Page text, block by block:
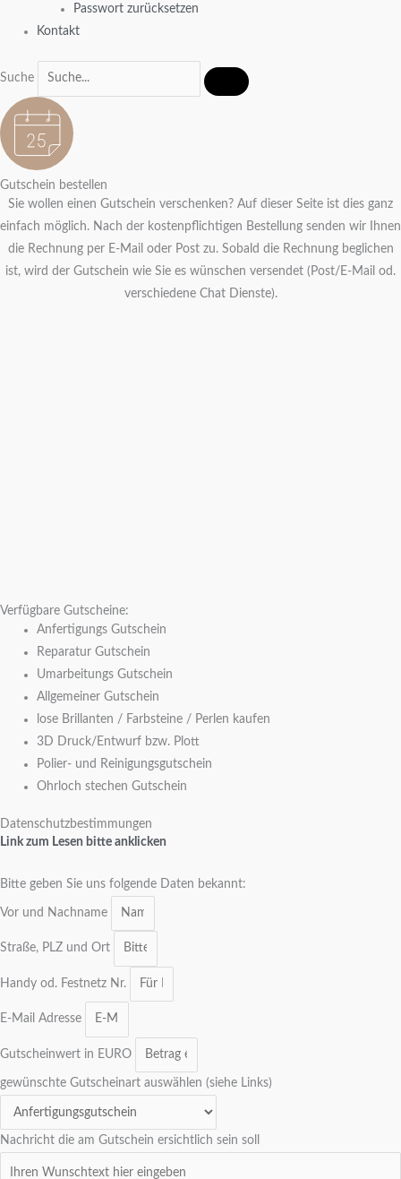
Passwort zurücksetzen
Kontakt
Suche
Gutschein bestellen
Sie wollen einen Gutschein verschenken? Auf dieser Seite ist dies ganz
einfach möglich. Nach der kostenpflichtigen Bestellung senden wir Ihnen
die Rechnung per E-Mail oder Post zu. Sobald die Rechnung beglichen
ist, wird der Gutschein wie Sie es wünschen versendet (Post/E-Mail od.
verschiedene Chat Dienste).
Verfügbare Gutscheine:
Anfertigungs Gutschein
Reparatur Gutschein
Umarbeitungs Gutschein
Allgemeiner Gutschein
lose Brillanten / Farbsteine / Perlen kaufen
3D Druck/Entwurf bzw. Plott
Polier- und Reinigungsgutschein
Ohrloch stechen Gutschein
Datenschutzbestimmungen
Link zum Lesen bitte anklicken
Bitte geben Sie uns folgende Daten bekannt:
Vor und Nachname
Straße, PLZ und Ort
Handy od. Festnetz Nr.
E-Mail Adresse
Gutscheinwert in EURO
gewünschte Gutscheinart auswählen (siehe Links)
Nachricht die am Gutschein ersichtlich sein soll